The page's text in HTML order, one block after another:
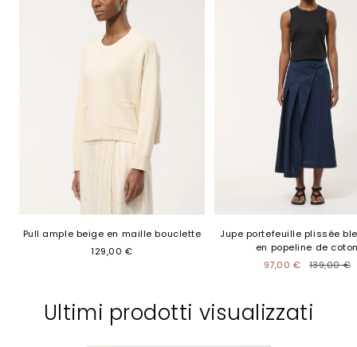
Pull ample beige en maille bouclette
129,00 €
Jupe portefeuille plissée
en popeline de
97,00 €
139,00 €
Ultimi prodotti visualizzati